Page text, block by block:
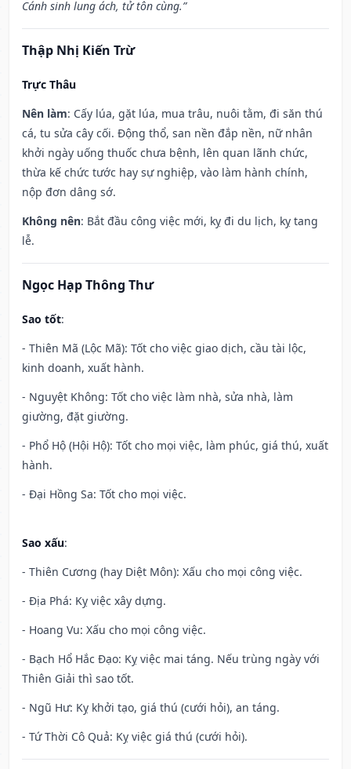
Cánh sinh lung ách, tử tôn cùng.”
Thập Nhị Kiến Trừ
Trực Thâu
Nên làm: Cấy lúa, gặt lúa, mua trâu, nuôi tằm, đi săn thú
cá, tu sửa cây cối. Động thổ, san nền đắp nền, nữ nhân
khởi ngày uống thuốc chưa bệnh, lên quan lãnh chức,
thừa kế chức tước hay sự nghiệp, vào làm hành chính,
nộp đơn dâng sớ.
Không nên: Bắt đầu công việc mới, kỵ đi du lịch, kỵ tang
lễ.
Ngọc Hạp Thông Thư
Sao tốt:
- Thiên Mã (Lộc Mã): Tốt cho việc giao dịch, cầu tài lộc,
kinh doanh, xuất hành.
- Nguyệt Không: Tốt cho việc làm nhà, sửa nhà, làm
giường, đặt giường.
- Phổ Hộ (Hội Hộ): Tốt cho mọi việc, làm phúc, giá thú, xuất
hành.
- Đại Hồng Sa: Tốt cho mọi việc.
Sao xấu:
- Thiên Cương (hay Diệt Môn): Xấu cho mọi công việc.
- Địa Phá: Kỵ việc xây dựng.
- Hoang Vu: Xấu cho mọi công việc.
- Bạch Hổ Hắc Đạo: Kỵ việc mai táng. Nếu trùng ngày với
Thiên Giải thì sao tốt.
- Ngũ Hư: Kỵ khởi tạo, giá thú (cưới hỏi), an táng.
- Tứ Thời Cô Quả: Kỵ việc giá thú (cưới hỏi).